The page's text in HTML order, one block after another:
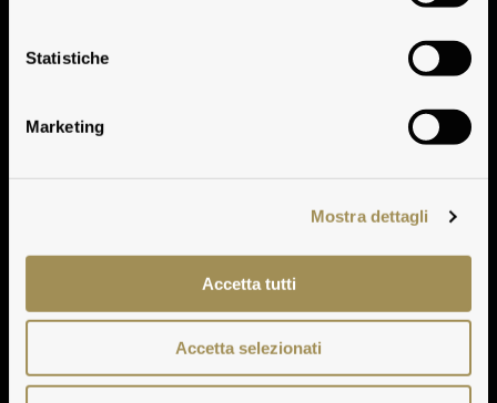
Statistiche
Marketing
Mostra dettagli
Accetta tutti
Accetta selezionati